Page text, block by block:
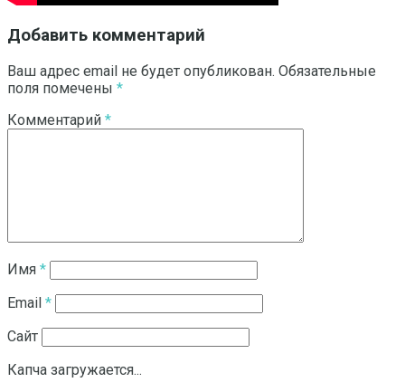
Добавить комментарий
Ваш адрес email не будет опубликован. Обязательные
поля помечены *
Комментарий *
Имя *
Email *
Сайт
Капча загружается...